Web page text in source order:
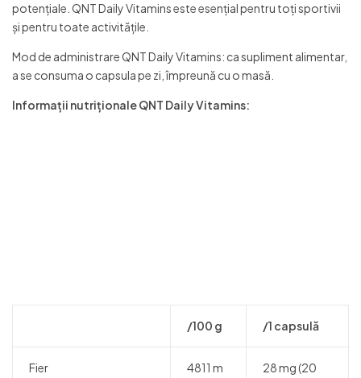
potențiale. QNT Daily Vitamins este esențial pentru toți sportivii
și pentru toate activitățile.
Mod de administrare QNT Daily Vitamins: ca supliment alimentar,
a se consuma o capsula pe zi, împreună cu o masă.
Informații nutriționale QNT Daily Vitamins:
/100 g /1 capsulă
Fier
4811 m
28 mg (20